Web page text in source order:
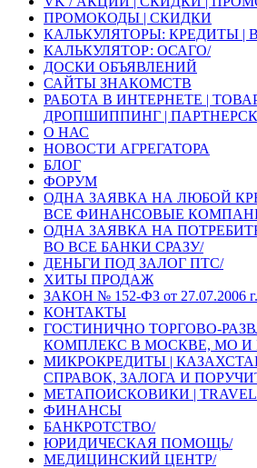
ПРОМОКОДЫ | СКИДКИ
КАЛЬКУЛЯТОРЫ: КРЕДИТЫ |
КАЛЬКУЛЯТОР: ОСАГО/
ДОСКИ ОБЪЯВЛЕНИЙ
САЙТЫ ЗНАКОМСТВ
РАБОТА В ИНТЕРНЕТЕ |
ДРОПШИППИНГ |
О НАС
НОВОСТИ АГРЕГАТОРА
БЛОГ
ФОРУМ
ОДНА ЗАЯВКА НА ЛЮБОЙ
ВСЕ ФИНАНСОВЫЕ
ОДНА ЗАЯВКА НА
ВО ВСЕ БАНКИ СРАЗУ/
ДЕНЬГИ ПОД ЗАЛОГ ПТС/
ХИТЫ ПРОДАЖ
ЗАКОН № 152-ФЗ от 27.07.2006 г.
КОНТАКТЫ
ГОСТИНИЧНО ТОРГОВО-
КОМПЛЕКС В МОСКВЕ, МО И
МИКРОКРЕДИТЫ |
СПРАВОК, ЗАЛОГА И
МЕТАПОИСКОВИКИ |
ФИНАНСЫ
БАНКРОТСТВО/
ЮРИДИЧЕСКАЯ ПОМОЩЬ/
МЕДИЦИНСКИЙ ЦЕНТР/